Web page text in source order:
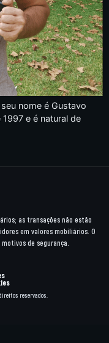
nome é Gustavo
e é natural de
as transações não estão
em valores mobiliários. O
de segurança.
reservados.